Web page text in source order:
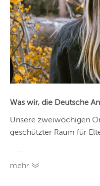
Was wir, die Deutsche
Unsere zweiwöchigen
geschützter Raum für
...
mehr